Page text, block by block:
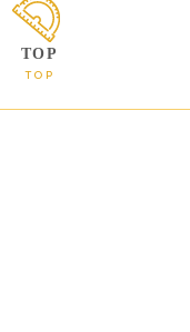
TOP
TOP